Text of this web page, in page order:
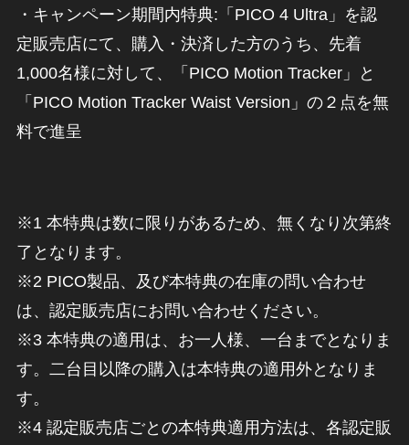
・キャンペーン期間内特典:「PICO 4 Ultra」を認
定販売店にて、購入・決済した方のうち、先着
1,000名様に対して、「PICO Motion Tracker」と
「PICO Motion Tracker Waist Version」の２点を無
料で進呈
※1 本特典は数に限りがあるため、無くなり次第終
了となります。
※2 PICO製品、及び本特典の在庫の問い合わせ
は、認定販売店にお問い合わせください。
※3 本特典の適用は、お一人様、一台までとなりま
す。二台目以降の購入は本特典の適用外となりま
す。
※4 認定販売店ごとの本特典適用方法は、各認定販